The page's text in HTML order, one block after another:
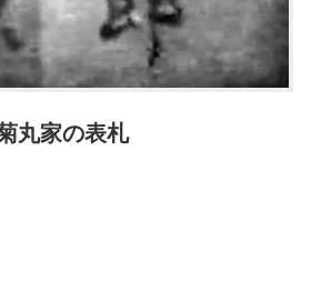
丸家の表札